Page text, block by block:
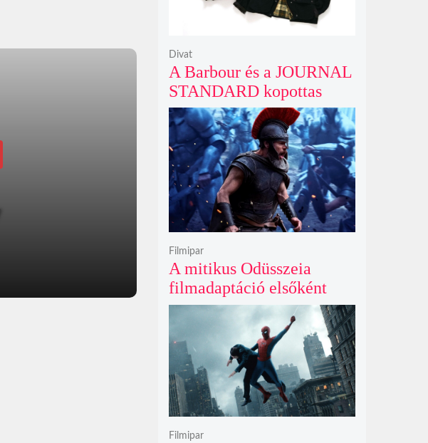
A Barbour és a JOURNAL
STANDARD kopottas
gyapjúkabátja most
rövidebb szabással tarol
Divat
A mitikus Odüsszeia
filmadaptáció elsőként
lépte át a bűvös
egymilliárd dolláros
álomhatárt a globális
mozipénztáraknál
Filmipar
Filmipar